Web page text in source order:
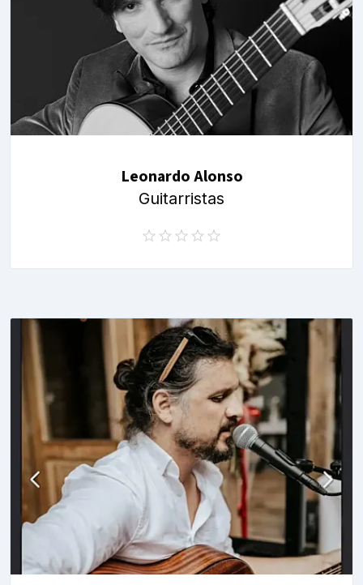
Leonardo Alonso
Guitarristas